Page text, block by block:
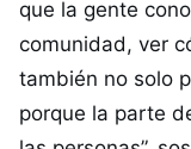
que la gente
comunidad, ver
también no solo
porque la parte